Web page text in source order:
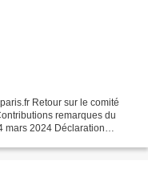
Retour sur le comité
remarques du
mars 2024 Déclaration